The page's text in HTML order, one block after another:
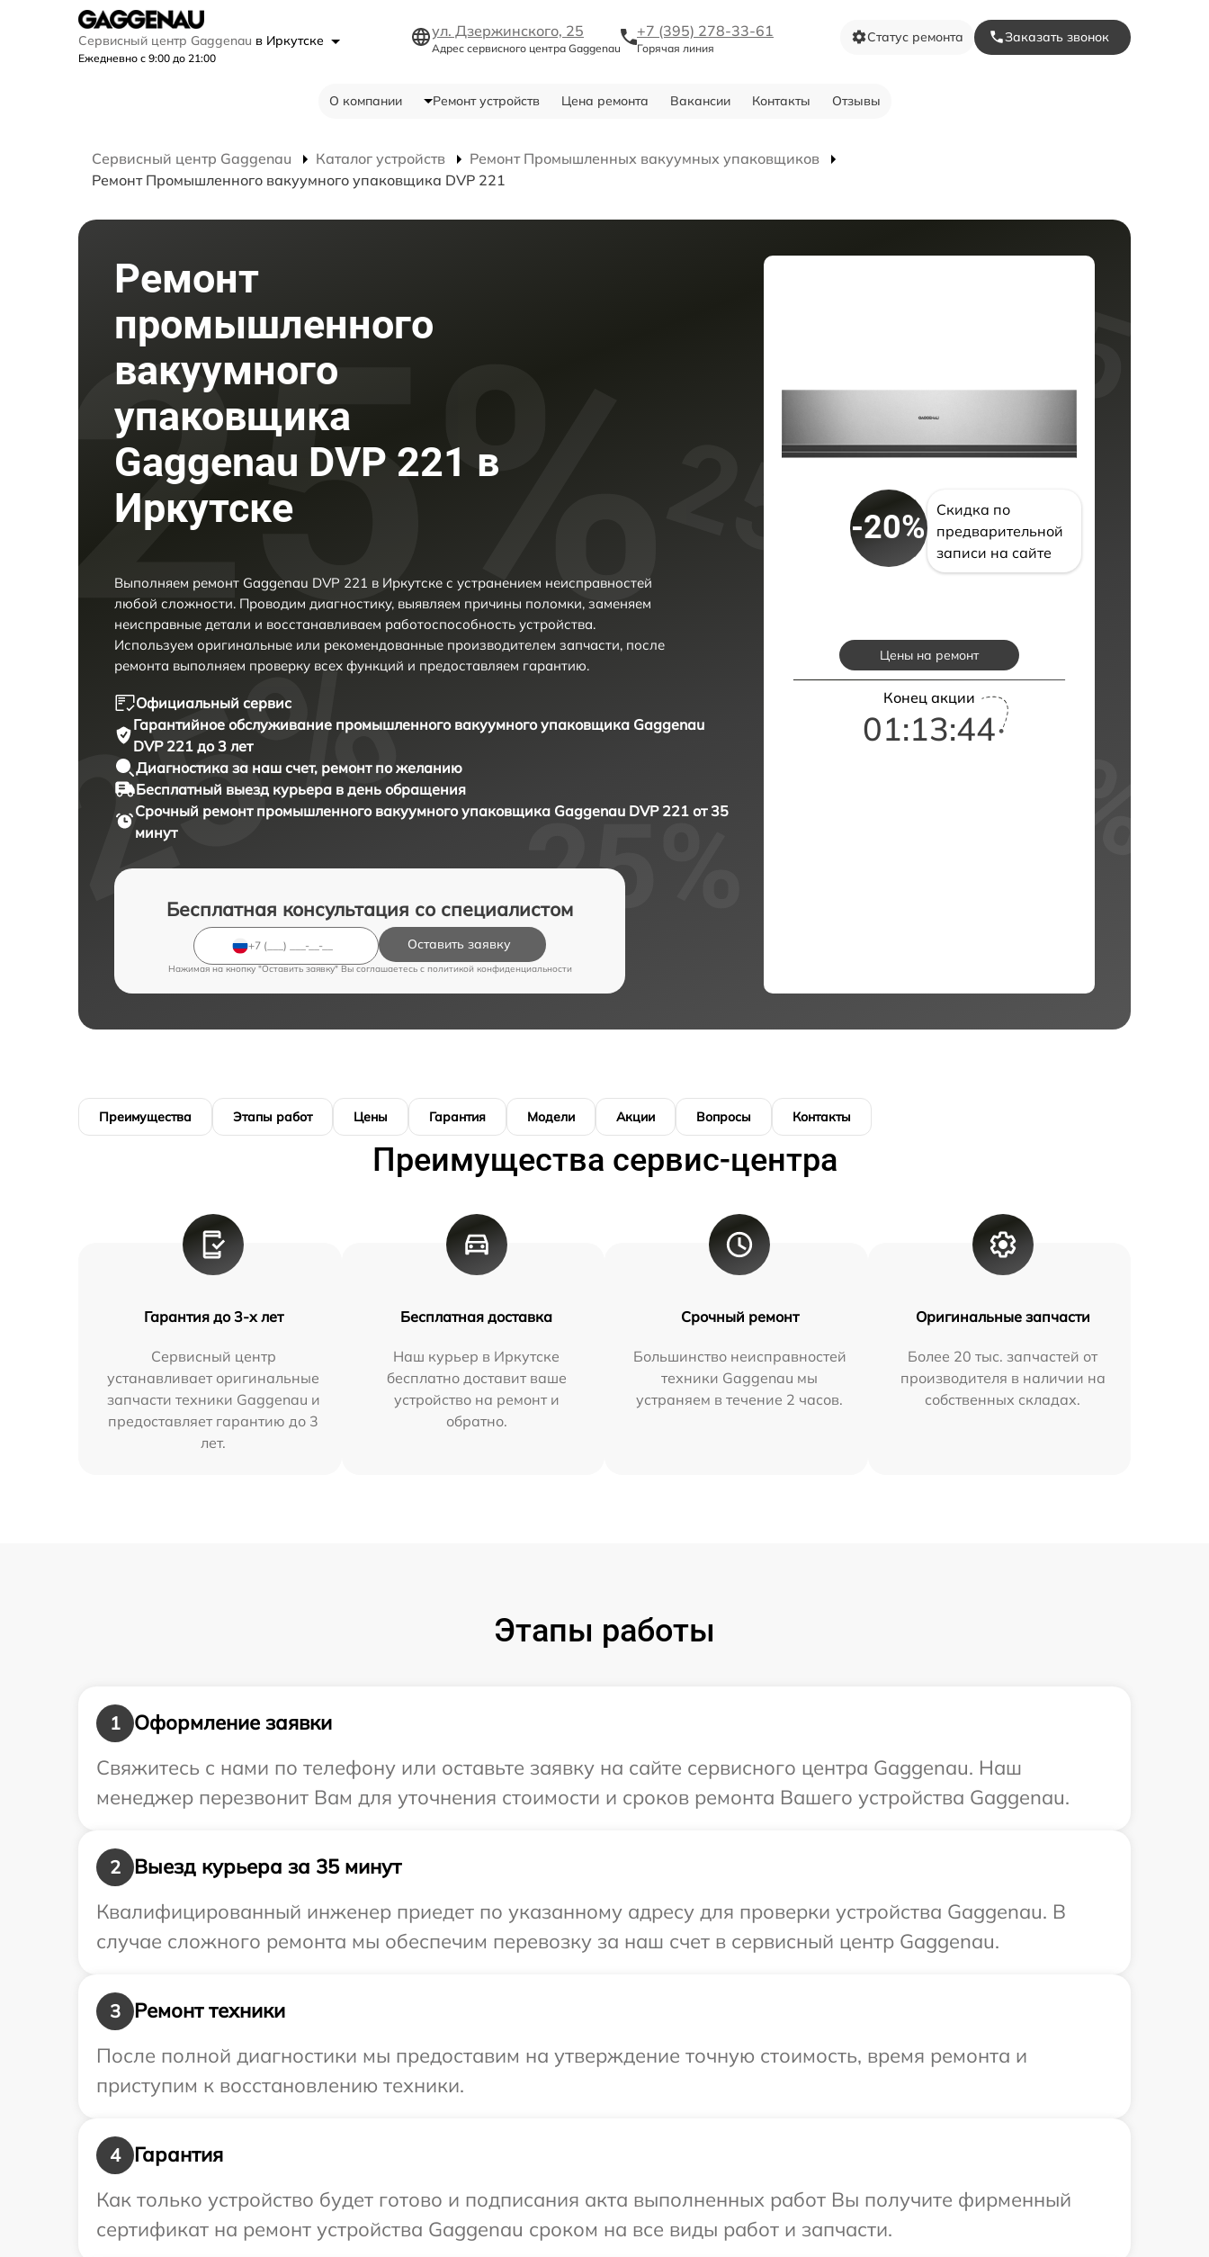
Сервисный центр Gaggenau в Иркутске
Ежедневно с 9:00 до 21:00
ул. Дзержинского, 25
Адрес сервисного центра Gaggenau
+7 (395) 278-33-61
Горячая линия
Статус ремонта Заказать звонок
О компании Ремонт устройств Цена ремонта Вакансии Контакты Отзывы
Сервисный центр Gaggenau Каталог устройств
Ремонт Промышленных вакуумных упаковщиков
Ремонт Промышленного вакуумного упаковщика DVP 221
Ремонт
промышленного
вакуумного
упаковщика
Gaggenau DVP 221 в
Иркутске
Выполняем ремонт Gaggenau DVP 221 в Иркутске с устранением неисправностей
любой сложности. Проводим диагностику, выявляем причины поломки, заменяем
неисправные детали и восстанавливаем работоспособность устройства.
Используем оригинальные или рекомендованные производителем запчасти, после
ремонта выполняем проверку всех функций и предоставляем гарантию.
Официальный сервис
Гарантийное обслуживание промышленного вакуумного упаковщика Gaggenau
DVP 221 до 3 лет
Диагностика за наш счет, ремонт по желанию
Бесплатный выезд курьера в день обращения
Срочный ремонт промышленного вакуумного упаковщика Gaggenau DVP 221 от 35
минут
Бесплатная консультация со специалистом
Оставить заявку
Нажимая на кнопку "Оставить заявку" Вы соглашаетесь c политикой конфиденциальности
-20%
Скидка по
предварительной
записи на сайте
Цены на ремонт
Конец акции
01:13:43
Преимущества Этапы работ Цены Гарантия Модели Акции Вопросы Контакты
Преимущества сервис-центра
Гарантия до 3-х лет
Сервисный центр
устанавливает оригинальные
запчасти техники Gaggenau и
предоставляет гарантию до 3
лет.
Бесплатная доставка
Наш курьер в Иркутске
бесплатно доставит ваше
устройство на ремонт и
обратно.
Срочный ремонт
Большинство неисправностей
техники Gaggenau мы
устраняем в течение 2 часов.
Оригинальные запчасти
Более 20 тыс. запчастей от
производителя в наличии на
собственных складах.
Этапы работы
1
Оформление заявки
Свяжитесь с нами по телефону или оставьте заявку на сайте сервисного центра Gaggenau. Наш
менеджер перезвонит Вам для уточнения стоимости и сроков ремонта Вашего устройства Gaggenau.
2
Выезд курьера за 35 минут
Квалифицированный инженер приедет по указанному адресу для проверки устройства Gaggenau. В
случае сложного ремонта мы обеспечим перевозку за наш счет в сервисный центр Gaggenau.
3
Ремонт техники
После полной диагностики мы предоставим на утверждение точную стоимость, время ремонта и
приступим к восстановлению техники.
4
Гарантия
Как только устройство будет готово и подписания акта выполненных работ Вы получите фирменный
сертификат на ремонт устройства Gaggenau сроком на все виды работ и запчасти.